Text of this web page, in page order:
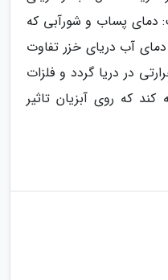
دمای پساب و شورآبی که
دمای آب دریای خزر تفاوت
در دریا گردد و فلزات
که روی آبزیان تاثیر